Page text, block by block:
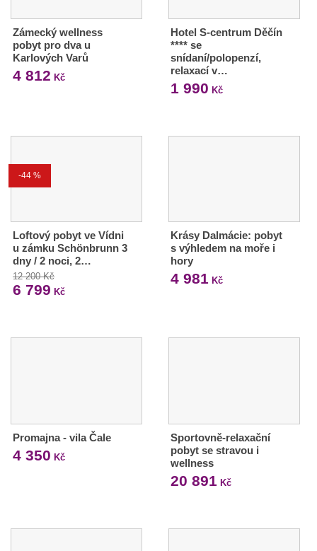
Zámecký wellness
pobyt pro dva u
Karlových Varů
4 812 Kč
Hotel S-centrum Děčín
**** se
snídaní/polopenzí,
relaxací v…
1 990 Kč
-44 %
Loftový pobyt ve Vídni
u zámku Schönbrunn 3
dny / 2 noci, 2…
12 200 Kč
6 799 Kč
Krásy Dalmácie: pobyt
s výhledem na moře i
hory
4 981 Kč
Promajna - vila Čale
4 350 Kč
Sportovně-relaxační
pobyt se stravou i
wellness
20 891 Kč